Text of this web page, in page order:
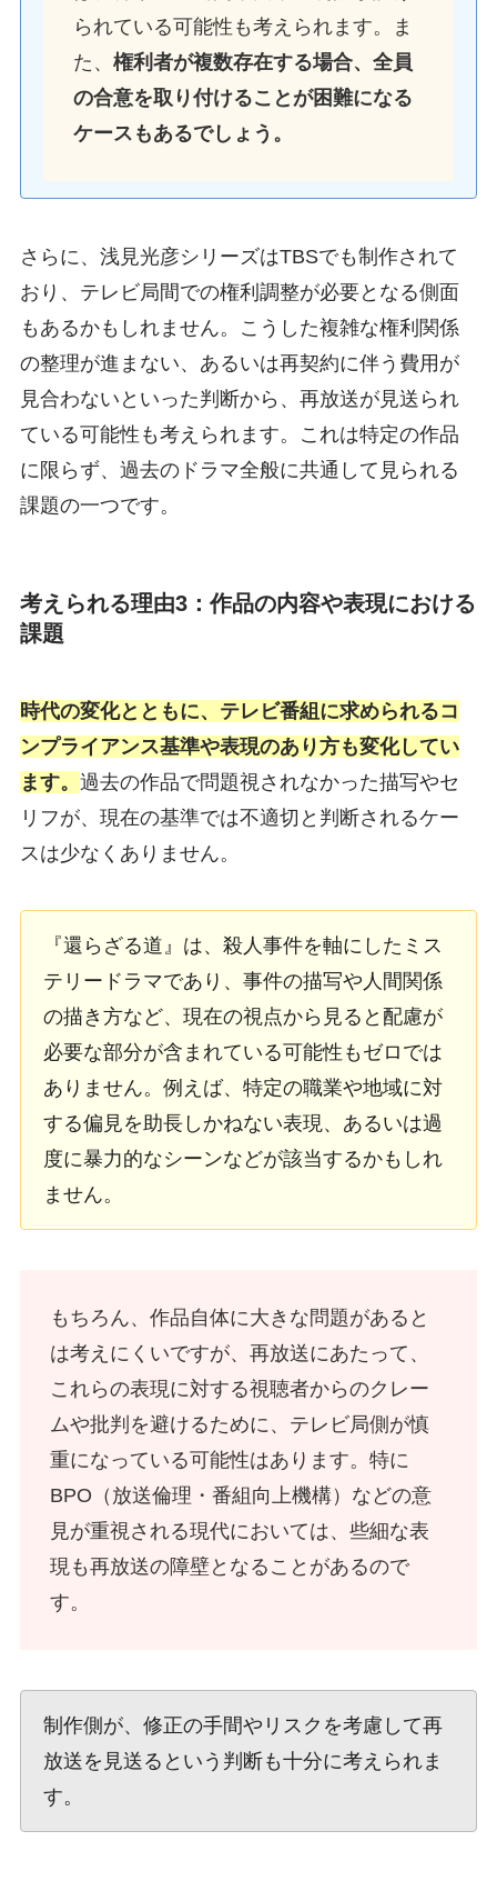
られている可能性も考えられます。ま
た、 権利者が複数存在する場合、全員
の合意を取り付けることが困難になる
ケースもあるでしょう。
さらに、浅見光彦シリーズはTBSでも制作されて
おり、テレビ局間での権利調整が必要となる側面
もあるかもしれません。こうした複雑な権利関係
の整理が進まない、あるいは再契約に伴う費用が
見合わないといった判断から、再放送が見送られ
ている可能性も考えられます。これは特定の作品
に限らず、過去のドラマ全般に共通して見られる
課題の一つです。
考えられる理由3：作品の内容や表現における
課題
時代の変化とともに、テレビ番組に求められるコ
ンプライアンス基準や表現のあり方も変化してい
ます。 過去の作品で問題視されなかった描写やセ
リフが、現在の基準では不適切と判断されるケー
スは少なくありません。
『還らざる道』は、殺人事件を軸にしたミス
テリードラマであり、事件の描写や人間関係
の描き方など、現在の視点から見ると配慮が
必要な部分が含まれている可能性もゼロでは
ありません。例えば、特定の職業や地域に対
する偏見を助長しかねない表現、あるいは過
度に暴力的なシーンなどが該当するかもしれ
ません。
もちろん、作品自体に大きな問題があると
は考えにくいですが、再放送にあたって、
これらの表現に対する視聴者からのクレー
ムや批判を避けるために、テレビ局側が慎
重になっている可能性はあります。特に
BPO（放送倫理・番組向上機構）などの意
見が重視される現代においては、些細な表
現も再放送の障壁となることがあるので
す。
制作側が、修正の手間やリスクを考慮して再
放送を見送るという判断も十分に考えられま
す。